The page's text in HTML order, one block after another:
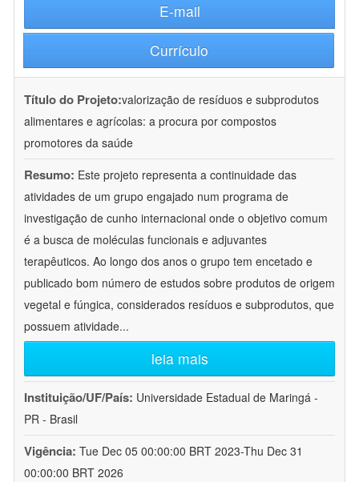
E-mail
Currículo
Título do Projeto:valorização de resíduos e subprodutos
alimentares e agrícolas: a procura por compostos
promotores da saúde
Resumo: Este projeto representa a continuidade das
atividades de um grupo engajado num programa de
investigação de cunho internacional onde o objetivo comum
é a busca de moléculas funcionais e adjuvantes
terapêuticos. Ao longo dos anos o grupo tem encetado e
publicado bom número de estudos sobre produtos de origem
vegetal e fúngica, considerados resíduos e subprodutos, que
possuem atividade...
leia mais
Instituição/UF/País: Universidade Estadual de Maringá -
PR - Brasil
Vigência: Tue Dec 05 00:00:00 BRT 2023-Thu Dec 31
00:00:00 BRT 2026